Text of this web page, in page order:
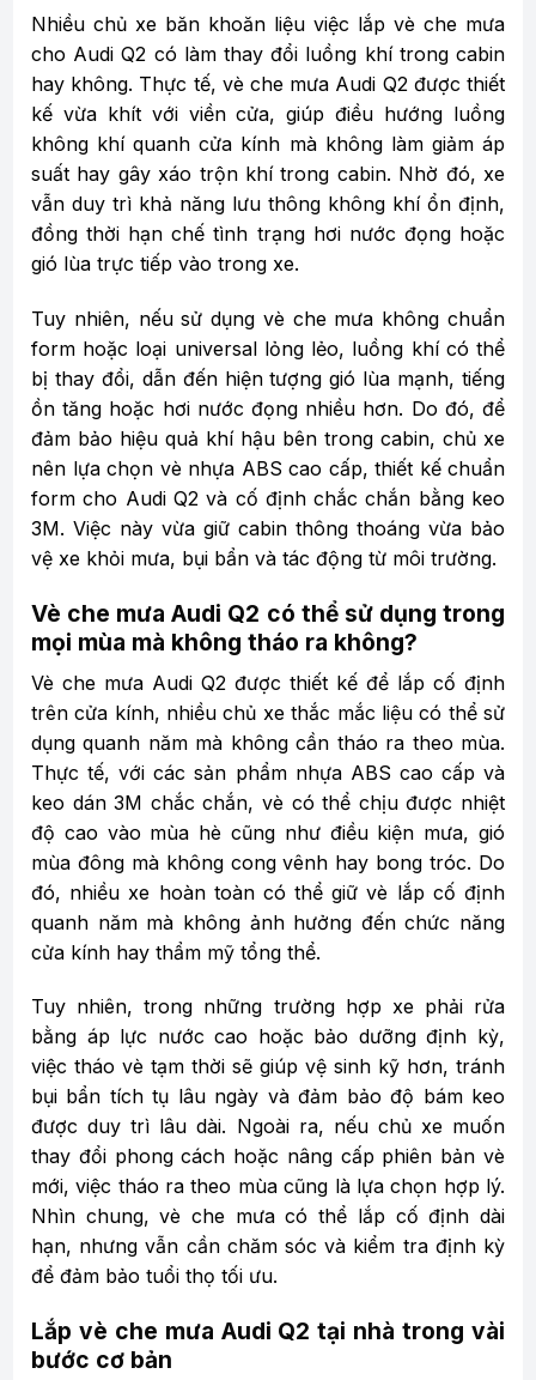
Nhiều chủ xe băn khoăn liệu việc lắp vè che mưa
cho Audi Q2 có làm thay đổi luồng khí trong cabin
hay không. Thực tế, vè che mưa Audi Q2 được thiết
kế vừa khít với viền cửa, giúp điều hướng luồng
không khí quanh cửa kính mà không làm giảm áp
suất hay gây xáo trộn khí trong cabin. Nhờ đó, xe
vẫn duy trì khả năng lưu thông không khí ổn định,
đồng thời hạn chế tình trạng hơi nước đọng hoặc
gió lùa trực tiếp vào trong xe.
Tuy nhiên, nếu sử dụng vè che mưa không chuẩn
form hoặc loại universal lỏng lẻo, luồng khí có thể
bị thay đổi, dẫn đến hiện tượng gió lùa mạnh, tiếng
ồn tăng hoặc hơi nước đọng nhiều hơn. Do đó, để
đảm bảo hiệu quả khí hậu bên trong cabin, chủ xe
nên lựa chọn vè nhựa ABS cao cấp, thiết kế chuẩn
form cho Audi Q2 và cố định chắc chắn bằng keo
3M. Việc này vừa giữ cabin thông thoáng vừa bảo
vệ xe khỏi mưa, bụi bẩn và tác động từ môi trường.
Vè che mưa Audi Q2 có thể sử dụng trong
mọi mùa mà không tháo ra không?
Vè che mưa Audi Q2 được thiết kế để lắp cố định
trên cửa kính, nhiều chủ xe thắc mắc liệu có thể sử
dụng quanh năm mà không cần tháo ra theo mùa.
Thực tế, với các sản phẩm nhựa ABS cao cấp và
keo dán 3M chắc chắn, vè có thể chịu được nhiệt
độ cao vào mùa hè cũng như điều kiện mưa, gió
mùa đông mà không cong vênh hay bong tróc. Do
đó, nhiều xe hoàn toàn có thể giữ vè lắp cố định
quanh năm mà không ảnh hưởng đến chức năng
cửa kính hay thẩm mỹ tổng thể.
Tuy nhiên, trong những trường hợp xe phải rửa
bằng áp lực nước cao hoặc bảo dưỡng định kỳ,
việc tháo vè tạm thời sẽ giúp vệ sinh kỹ hơn, tránh
bụi bẩn tích tụ lâu ngày và đảm bảo độ bám keo
được duy trì lâu dài. Ngoài ra, nếu chủ xe muốn
thay đổi phong cách hoặc nâng cấp phiên bản vè
mới, việc tháo ra theo mùa cũng là lựa chọn hợp lý.
Nhìn chung, vè che mưa có thể lắp cố định dài
hạn, nhưng vẫn cần chăm sóc và kiểm tra định kỳ
để đảm bảo tuổi thọ tối ưu.
Lắp vè che mưa Audi Q2 tại nhà trong vài
bước cơ bản